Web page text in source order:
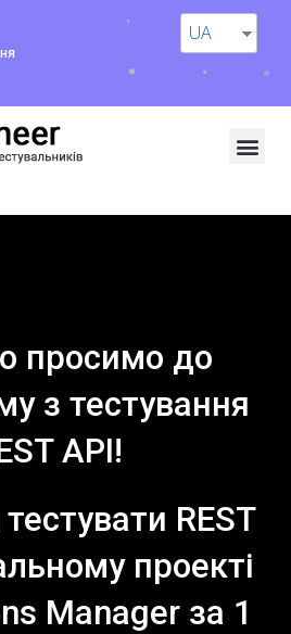
UA
просимо до
з тестування
API!
REST
проекті
Manager за 1